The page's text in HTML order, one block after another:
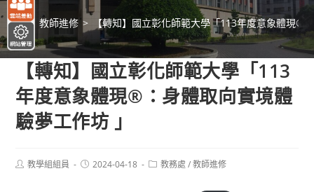
> 教師進修 > 【轉知】國立彰化師範大學「113年度意象體現®
【轉知】國立彰化師範大學「113
年度意象體現®：身體取向實境體
驗夢工作坊 」
Post教學組組員
Post2024-04-18
Post教務處 / 教師進修